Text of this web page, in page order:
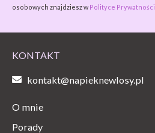
osobowych znajdziesz w Polityce Prywatności.
KONTAKT
kontakt@napieknewlosy.pl
O mnie
Porady